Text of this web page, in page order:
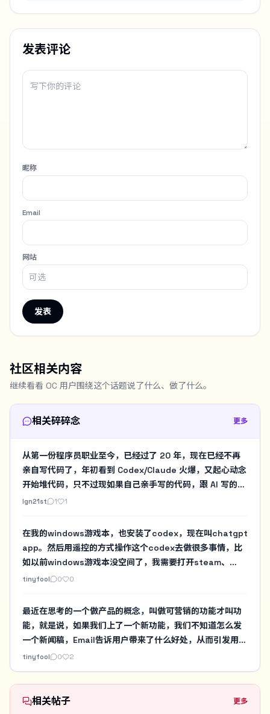
发表评论
昵称
Email
网站
发表
社区相关内容
继续看看 OC 用户围绕这个话题说了什么、做了什么。
相关碎碎念 更多
从第一份程序员职业至今，已经过了 20 年，现在已经不再
亲自写代码了，年初看到 Codex/Claude 火爆，又起心动念
开始堆代码，只不过现如果自己亲手写的代码，跟 AI 写的代
码放在一起，我开始有种耻感涌上来。是到了把关注点挪到
lgn21st 1 1
在我的windows游戏本，也安装了codex，现在叫chatgpt
app。然后用遥控的方式操作这个codex去做很多事情，比
如以前windows游戏本没空间了，我需要打开steam、
gog、战网，然后手工看一堆目录的占用。现在直接用
以前要在windows游戏本实验一些必须N卡的AI项目要自己
去安装，现在也都交给Codex来做，我就在我习惯的mac环
境下遥控即可
tinyfool 0 0
最近在思考的一个做产品的概念，叫做可营销的功能才叫功
能，就是说，如果我们上了一个新功能，我们不知道怎么发
一个新闻稿，Email告诉用户带来了什么好处，从而引发用户
下载，或者说重回app，提高活跃度的话，那么就不是一个
合格的功能。
tinyfool 0 2
相关帖子 更多